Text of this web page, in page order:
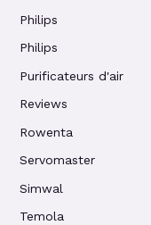
Philips
Philips
Purificateurs d'air
Reviews
Rowenta
Servomaster
Simwal
Temola